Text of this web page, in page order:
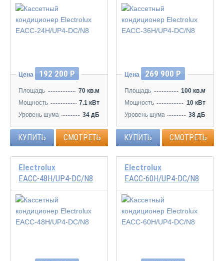
Инвертор
Цена 192 200 Р
Площадь
70 кв.м
Мощность
7.1 кВт
Уровень шума
34 дБ
КУПИТЬ СМОТРЕТЬ
Инвертор
Цена 269 900 Р
Площадь
100 кв.м
Мощность
10 кВт
Уровень шума
38 дБ
КУПИТЬ СМОТРЕТЬ
Electrolux
EACC-48H/UP4-DC/N8
Инвертор
Electrolux
EACC-60H/UP4-DC/N8
Инвертор